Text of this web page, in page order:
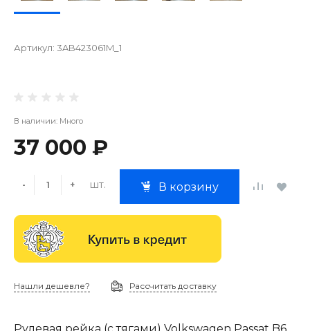
Артикул: 3AB423061M_1
В наличии: Много
37 000 ₽
- + шт. В корзину
Нашли дешевле? Рассчитать доставку